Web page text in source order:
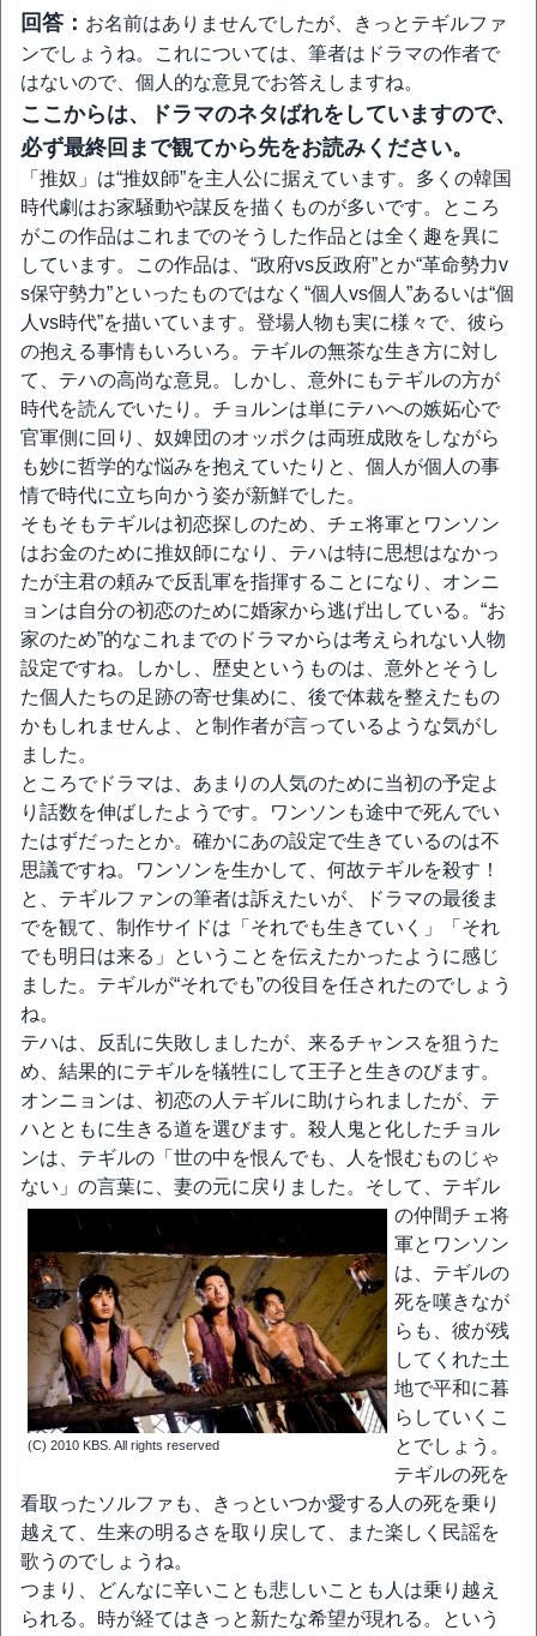
回答： お名前はありませんでしたが、きっとテギルファ
ンでしょうね。これについては、筆者はドラマの作者で
はないので、個人的な意見でお答えしますね。
ここからは、ドラマのネタばれをしていますので、
必ず最終回まで観てから先をお読みください。
「推奴」は“推奴師”を主人公に据えています。多くの韓国
時代劇はお家騒動や謀反を描くものが多いです。ところ
がこの作品はこれまでのそうした作品とは全く趣を異に
しています。この作品は、“政府vs反政府”とか“革命勢力v
s保守勢力”といったものではなく“個人vs個人”あるいは“個
人vs時代”を描いています。登場人物も実に様々で、彼ら
の抱える事情もいろいろ。テギルの無茶な生き方に対し
て、テハの高尚な意見。しかし、意外にもテギルの方が
時代を読んでいたり。チョルンは単にテハへの嫉妬心で
官軍側に回り、奴婢団のオッポクは両班成敗をしながら
も妙に哲学的な悩みを抱えていたりと、個人が個人の事
情で時代に立ち向かう姿が新鮮でした。
そもそもテギルは初恋探しのため、チェ将軍とワンソン
はお金のために推奴師になり、テハは特に思想はなかっ
たが主君の頼みで反乱軍を指揮することになり、オンニ
ョンは自分の初恋のために婚家から逃げ出している。“お
家のため”的なこれまでのドラマからは考えられない人物
設定ですね。しかし、歴史というものは、意外とそうし
た個人たちの足跡の寄せ集めに、後で体裁を整えたもの
かもしれませんよ、と制作者が言っているような気がし
ました。
ところでドラマは、あまりの人気のために当初の予定よ
り話数を伸ばしたようです。ワンソンも途中で死んでい
たはずだったとか。確かにあの設定で生きているのは不
思議ですね。ワンソンを生かして、何故テギルを殺す！
と、テギルファンの筆者は訴えたいが、ドラマの最後ま
でを観て、制作サイドは「それでも生きていく」「それ
でも明日は来る」ということを伝えたかったように感じ
ました。テギルが“それでも”の役目を任されたのでしょう
ね。
テハは、反乱に失敗しましたが、来るチャンスを狙うた
め、結果的にテギルを犠牲にして王子と生きのびます。
オンニョンは、初恋の人テギルに助けられましたが、テ
ハとともに生きる道を選びます。殺人鬼と化したチョル
ンは、テギルの「世の中を恨んでも、人を恨むものじゃ
ない」の言葉に、妻の元に戻りました。
(C) 2010 KBS. All rights reserved
そして、テギル
の仲間チェ将
軍とワンソン
は、テギルの
死を嘆きなが
らも、彼が残
してくれた土
地で平和に暮
らしていくこ
とでしょう。
テギルの死を
看取ったソルファも、きっといつか愛する人の死を乗り
越えて、生来の明るさを取り戻して、また楽しく民謡を
歌うのでしょうね。
つまり、どんなに辛いことも悲しいことも人は乗り越え
られる。時が経てはきっと新たな希望が現れる。という